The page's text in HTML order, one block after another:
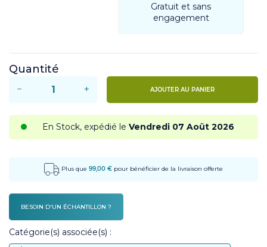
Gratuit et sans
engagement
Quantité
− + AJOUTER AU PANIER
En Stock, expédié le Vendredi 07 Août 2026
Plus que 99,00 € pour bénéficier de la livraison offerte
BESOIN D'UN ÉCHANTILLON ?
Catégorie(s) associée(s) :